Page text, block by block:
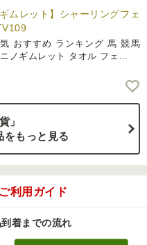
ムレット】シャーリングフェ
おすすめ ランキング 馬 競馬
ノギムレット タオル フェ…
」
をもっと見る
利用ガイド
着までの流れ